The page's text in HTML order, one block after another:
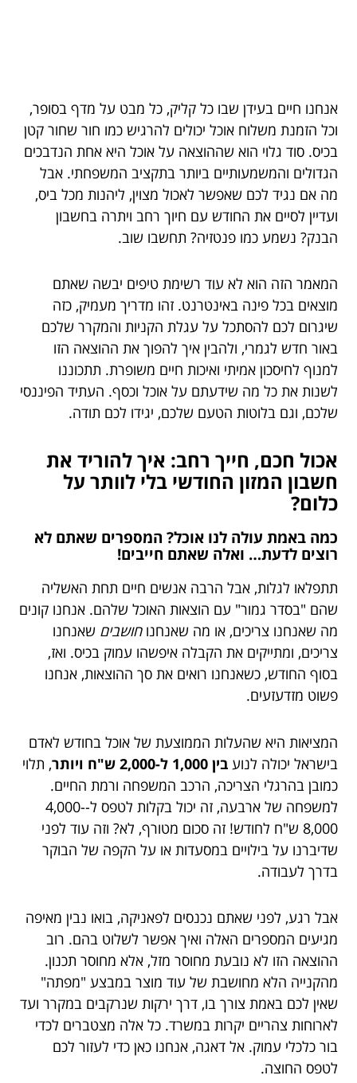
אנחנו חיים בעידן שבו כל קליק, כל מבט על מדף בסופר,
וכל הזמנת משלוח אוכל יכולים להרגיש כמו חור שחור קטן
בכיס. סוד גלוי הוא שההוצאה על אוכל היא אחת הנדבכים
הגדולים והמשמעותיים ביותר בתקציב המשפחתי. אבל
מה אם נגיד לכם שאפשר לאכול מצוין, ליהנות מכל ביס,
ועדיין לסיים את החודש עם חיוך רחב ויתרה בחשבון
הבנק? נשמע כמו פנטזיה? תחשבו שוב.
המאמר הזה הוא לא עוד רשימת טיפים יבשה שאתם
מוצאים בכל פינה באינטרנט. זהו מדריך מעמיק, כזה
שיגרום לכם להסתכל על עגלת הקניות והמקרר שלכם
באור חדש לגמרי, ולהבין איך להפוך את ההוצאה הזו
למנוף לחיסכון אמיתי ואיכות חיים משופרת. תתכוננו
לשנות את כל מה שידעתם על אוכל וכסף. העתיד הפיננסי
שלכם, וגם בלוטות הטעם שלכם, יגידו לכם תודה.
אכול חכם, חייך רחב: איך להוריד את
חשבון המזון החודשי בלי לוותר על
כלום?
כמה באמת עולה לנו אוכל? המספרים שאתם לא
רוצים לדעת… ואלה שאתם חייבים!
תתפלאו לגלות, אבל הרבה אנשים חיים תחת האשליה
שהם "בסדר גמור" עם הוצאות האוכל שלהם. אנחנו קונים
מה שאנחנו צריכים, או מה שאנחנוחושבים שאנחנו
צריכים, ומתייקים את הקבלה איפשהו עמוק בכיס. ואז,
בסוף החודש, כשאנחנו רואים את סך ההוצאות, אנחנו
פשוט מזדעזעים.
המציאות היא שהעלות הממוצעת של אוכל בחודש לאדם
בישראל יכולה לנוע בין 1,000 ל-2,000 ש"ח ויותר
, תלוי
כמובן בהרגלי הצריכה, הרכב המשפחה ורמת החיים.
למשפחה של ארבעה, זה יכול בקלות לטפס ל-4,000-
8,000 ש"ח לחודש! זה סכום מטורף, לא? וזה עוד לפני
שדיברנו על בילויים במסעדות או על הקפה של הבוקר
בדרך לעבודה.
אבל רגע, לפני שאתם נכנסים לפאניקה, בואו נבין מאיפה
מגיעים המספרים האלה ואיך אפשר לשלוט בהם. רוב
ההוצאה הזו לא נובעת מחוסר מזל, אלא מחוסר תכנון.
מהקנייה הלא מחושבת של עוד מוצר במבצע "מפתה"
שאין לכם באמת צורך בו, דרך ירקות שנרקבים במקרר ועד
לארוחות צהריים יקרות במשרד. כל אלה מצטברים לכדי
בור כלכלי עמוק. אל דאגה, אנחנו כאן כדי לעזור לכם
לטפס החוצה.